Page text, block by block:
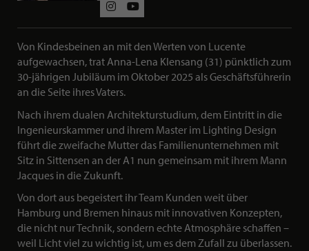
KURZBESCHREIBUNG ÜBER
Von Kindesbeinen an mit den Werten von Lucente
aufgewachsen, trat Anna-Lena Klensang (31) pünktlich zum
30-jährigen Jubiläum im Oktober 2025 als Geschäftsführerin
an die Seite ihres Vaters.
Nach ihrem dualen Architekturstudium, dem Eintritt in die
Ingenieurskammer und ihrem Master im Lighting Design
führt die zweifache Mutter das Familienunternehmen mit
Sitz in Sittensen an der A1 nun gemeinsam mit ihrem Mann
Jacques in die Zukunft.
Von dort aus begeistert ihr Team Kunden weit über
Hamburg und Bremen hinaus mit innovativen Konzepten,
die nicht nur Technik, sondern echte Atmosphäre schaffen –
weil Licht viel zu wichtig ist, um es dem Zufall zu überlassen.